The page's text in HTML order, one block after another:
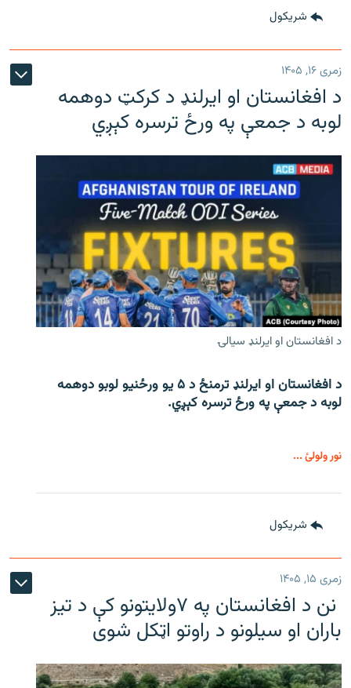
شريکول
زمری ۱۶, ۱۴۰۵
د افغانستان او ایرلنډ د کرکټ دوهمه
لوبه د جمعې په ورځ ترسره کېږي
د افغانستان او ایرلنډ سیالۍ
د افغانستان او ایرلنډ ترمنځ د ۵ یو ورځنیو لوبو دوهمه
لوبه د جمعې په ورځ ترسره کېږي.
نور ولولئ ...
شريکول
زمری ۱۵, ۱۴۰۵
نن د افغانستان په ۷ولایتونو کې د تیز
باران او سیلونو د راوتو اټکل شوی